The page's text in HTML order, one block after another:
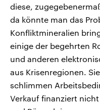
diese,
da könnte man das
Konfliktmineralien
einige der begehrten
und anderen
aus Krisenregionen.
schlimmen
Verkauf finanziert